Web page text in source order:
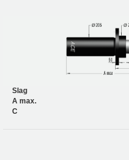
Slag
A max.
C